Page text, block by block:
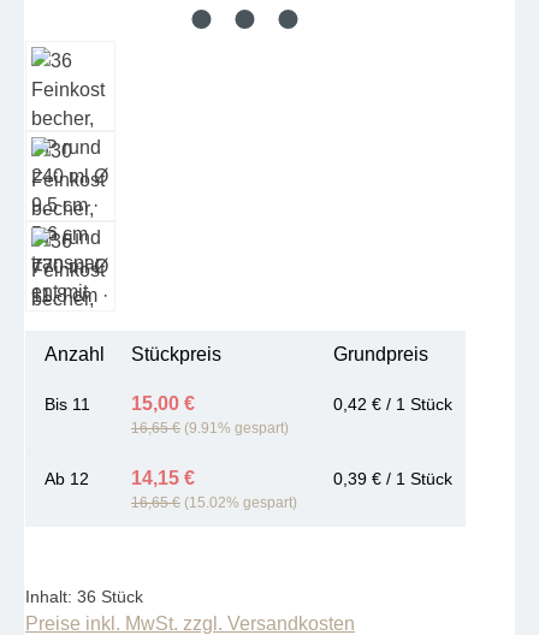
Anzahl Stückpreis Grundpreis
Bis 11 15,00 €
16,65 € (9.91% gespart)
0,42 € / 1 Stück
Ab 12 14,15 €
16,65 € (15.02% gespart)
0,39 € / 1 Stück
Inhalt: 36 Stück
Preise inkl. MwSt. zzgl. Versandkosten